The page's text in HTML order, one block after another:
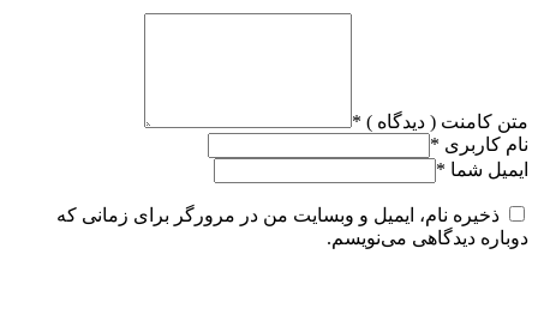
متن کامنت ( دیدگاه ) *
نام کاربری *
ایمیل شما *
ذخیره نام، ایمیل و وبسایت من در مرورگر برای زمانی که
دوباره دیدگاهی می‌نویسم.